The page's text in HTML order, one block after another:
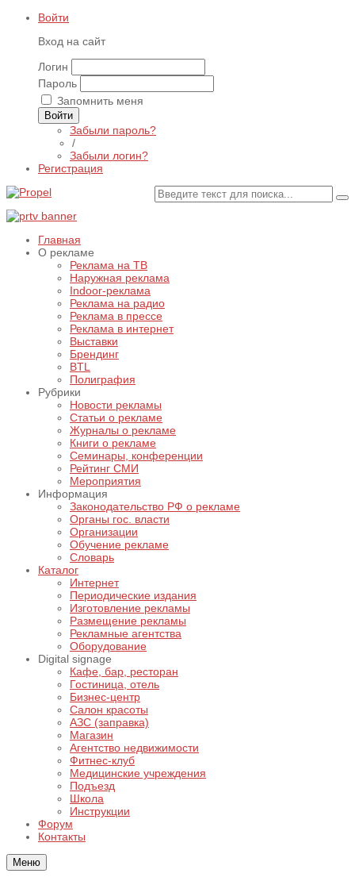
Войти
Вход на сайт
Логин
Пароль
Запомнить меня
Войти
Забыли пароль?
/
Забыли логин?
Регистрация
Главная
О рекламе
Реклама на ТВ
Наружная реклама
Indoor-реклама
Реклама на радио
Реклама в прессе
Реклама в интернет
Выставки
Брендинг
BTL
Полиграфия
Рубрики
Новости рекламы
Статьи о рекламе
Журналы о рекламе
Книги о рекламе
Семинары, конференции
Рейтинг СМИ
Мероприятия
Информация
Законодательство РФ о рекламе
Органы гос. власти
Организации
Обучение рекламе
Словарь
Каталог
Интернет
Периодические издания
Изготовление рекламы
Размещение рекламы
Рекламные агентства
Оборудование
Digital signage
Кафе, бар, ресторан
Гостиница, отель
Бизнес-центр
Салон красоты
АЗС (заправка)
Магазин
Агентство недвижимости
Фитнес-клуб
Медицинские учреждения
Подъезд
Школа
Инструкции
Форум
Контакты
Меню